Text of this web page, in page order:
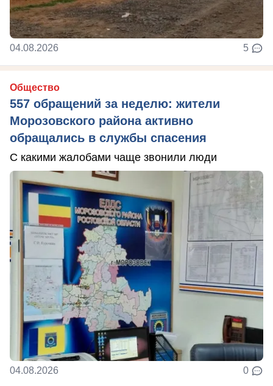
04.08.2026 5
Общество
557 обращений за неделю: жители
Морозовского района активно
обращались в службы спасения
С какими жалобами чаще звонили люди
04.08.2026 0